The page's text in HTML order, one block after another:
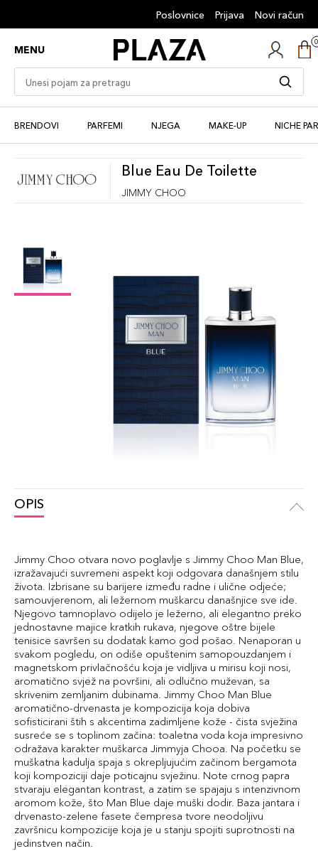
Poslovnice Prijava Novi račun
MENU
BRENDOVI PARFEMI NJEGA MAKE-UP NICHE
Blue Eau De Toilette
JIMMY CHOO
OPIS
Jimmy Choo otvara novo poglavlje s Jimmy Choo Man Blue,
izražavajući suvremeni aspekt koji odgovara današnjem stilu
života. Izbrisane su barijere između radne i ulične odjeće;
samouvjerenom, ali ležernom muškarcu današnjice sve ide.
Njegovo tamnoplavo odijelo je ležerno, ali elegantno preko
jednostavne majice kratkih rukava, njegove oštre bijele
tenisice savršen su dodatak kamo god pošao. Nenaporan u
svakom pogledu, on odiše opuštenim samopouzdanjem i
magnetskom privlačnošću koja je vidljiva u mirisu koji nosi,
aromatično svjež na površini, ali odlučno muževan, sa
skrivenim zemljanim dubinama. Jimmy Choo Man Blue
aromatično-drvenasta je kompozicija koja dobiva
sofisticirani štih s akcentima zadimljene kože - čista svježina
susreće se s toplinom začina: toaletna voda koja impresivno
odražava karakter muškarca Jimmyja Chooa. Na početku se
muškatna kadulja spaja s okrepljujućim začinom bergamota
koji kompoziciji daje poticajnu svježinu. Note crnog papra
stvaraju elegantan kontrast, a zatim se spajaju s intenzivnom
aromom kože, što Man Blue daje muški dodir. Baza jantara i
drvenasto-zelene fasete čempresa tvore neodoljivu
završnicu kompozicije koja je u stanju spojiti suprotnosti na
jedinstven način.